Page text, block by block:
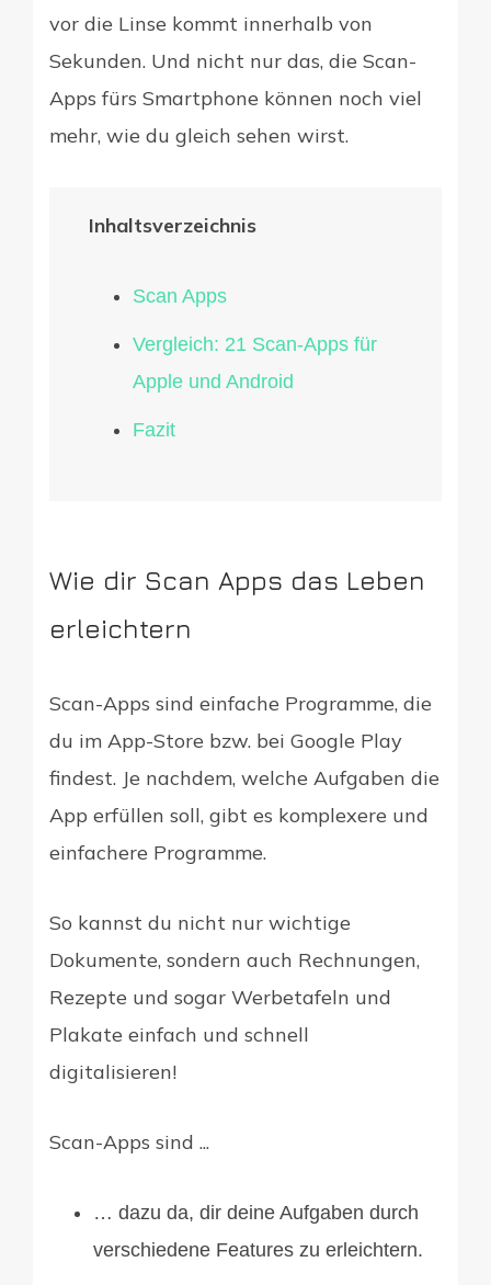
vor die Linse kommt innerhalb von
Sekunden. Und nicht nur das, die Scan-
Apps fürs Smartphone können noch viel
mehr, wie du gleich sehen wirst.
Inhaltsverzeichnis
Scan Apps
Vergleich: 21 Scan-Apps für
Apple und Android
Fazit
Wie dir Scan Apps das Leben
erleichtern
Scan-Apps sind einfache Programme, die
du im App-Store bzw. bei Google Play
findest. Je nachdem, welche Aufgaben die
App erfüllen soll, gibt es komplexere und
einfachere Programme.
So kannst du nicht nur wichtige
Dokumente, sondern auch Rechnungen,
Rezepte und sogar Werbetafeln und
Plakate einfach und schnell
digitalisieren!
Scan-Apps sind ...
… dazu da, dir deine Aufgaben durch
verschiedene Features zu erleichtern.